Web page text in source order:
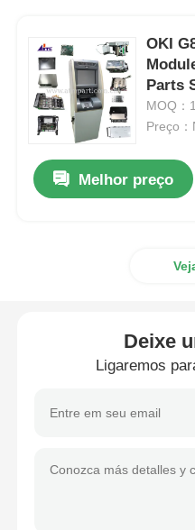
OKI
Parts
de
MOQ：
Preço
Melhor preço
Deixe
Ligaremos